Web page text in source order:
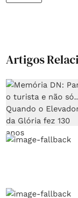
Artigos